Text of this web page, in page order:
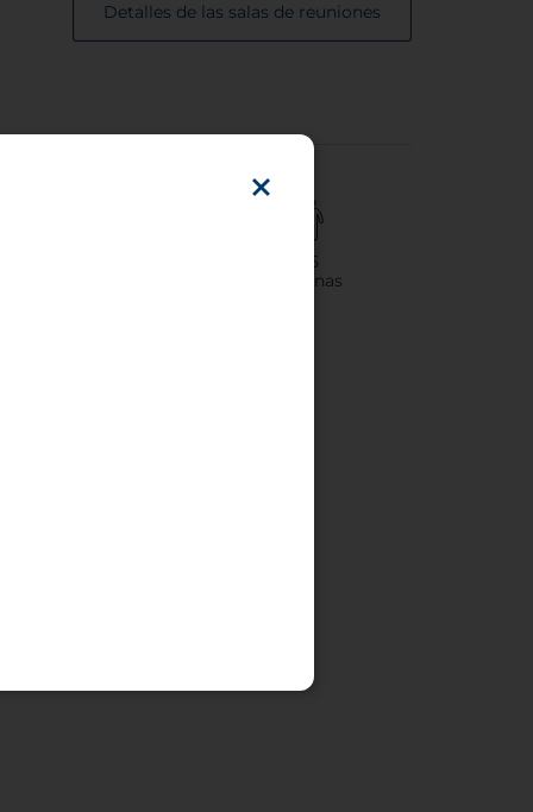
Detalles de las salas de reuniones
325
Personas